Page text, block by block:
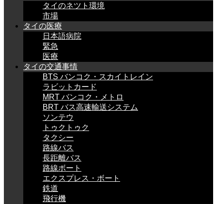
タイのネツト環境
市場
タイの医療
日本語病院
緊急
医療
タイの交通事情
BTS バンコク・スカイトレイン
ラビットカード
MRT バンコク・メトロ
BRT バス高速輸送システム
ソンテウ
トゥクトゥク
タクシー
路線バス
長距離バス
路線ボート
エクスプレス・ボート
鉄道
飛行機